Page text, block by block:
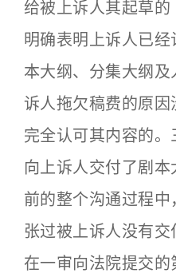
给被上诉人其起草的
明确表明上诉人已经
本大纲、分集大纲
诉人拖欠稿费的原
完全认可其内容的
向上诉人交付了剧
前的整个沟通过程
张过被上诉人没有
在一审向法院提交